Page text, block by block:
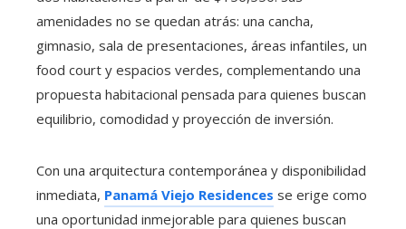
amenidades no se quedan atrás: una cancha,
gimnasio, sala de presentaciones, áreas infantiles, un
food court y espacios verdes, complementando una
propuesta habitacional pensada para quienes buscan
equilibrio, comodidad y proyección de inversión.
Con una arquitectura contemporánea y disponibilidad
inmediata, Panamá Viejo Residences se erige como
una oportunidad inmejorable para quienes buscan